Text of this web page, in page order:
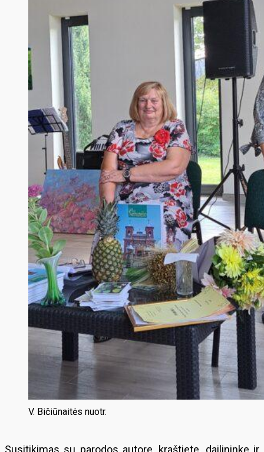
V. Bičiūnaitės nuotr.
Susitikimas su parodos autore, kraštiete, dailininke ir